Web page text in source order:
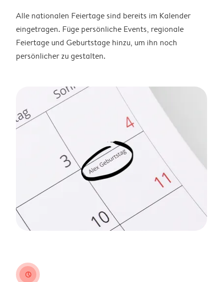
Alle nationalen Feiertage sind bereits im Kalender
eingetragen. Füge persönliche Events, regionale
Feiertage und Geburtstage hinzu, um ihn noch
persönlicher zu gestalten.
clock